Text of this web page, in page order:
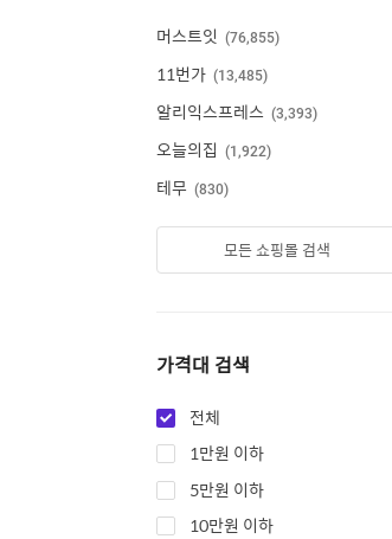
머스트잇 76,855
11번가 13,485
알리익스프레스 3,393
오늘의집 1,922
테무 830
모든 쇼핑몰 검색
가격대 검색
전체
1만원 이하
5만원 이하
10만원 이하